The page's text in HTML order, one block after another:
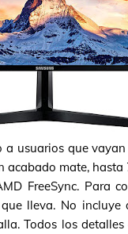
a usuarios que
acabado mate,
FreeSync. Para
lleva. No incluye
Todos los